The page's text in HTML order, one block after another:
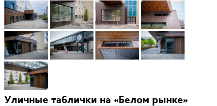
Уличные таблички на «Белом рынке»